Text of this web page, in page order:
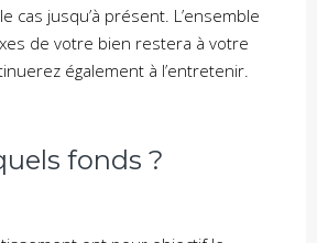
cas jusqu’à présent. L’ensemble
de votre bien restera à votre
également à l’entretenir.
fonds ?